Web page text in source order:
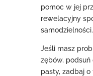
pomoc w jej
rewelacyjny
samodzielności.
Jeśli masz
zębów,
pasty, zadbaj o